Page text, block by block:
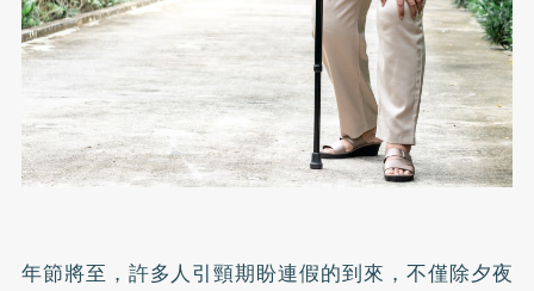
年節將至，許多人引頸期盼連假的到來，不僅除夕夜